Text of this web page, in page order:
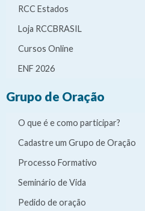
RCC Estados
Loja RCCBRASIL
Cursos Online
ENF 2026
Grupo de Oração
O que é e como participar?
Cadastre um Grupo de Oração
Processo Formativo
Seminário de Vida
Pedido de oração